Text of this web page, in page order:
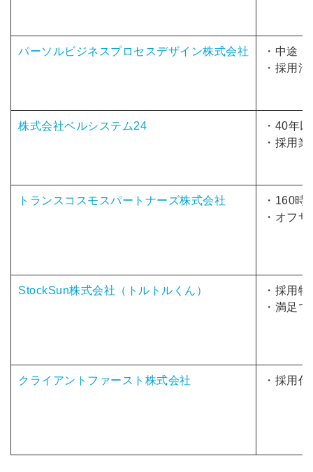
パーソルビジネスプロセスデザイン株式会社
・中途
・ 採用活
株式会社ベルシステム24
・40年
・採用
トランスコスモスパートナーズ株式会社
・160時
・オフ
StockSun株式会社（トルトルくん）
・採用
・満足
クライアントファースト株式会社 ・採用
ービスIDでログイン
用部があなたの許可なく投稿すること
はありません
利用規約と個人情報の取り扱いに
同意のうえ
他サービスIDで登録
みんなの採用部があなたの許可なく投稿す